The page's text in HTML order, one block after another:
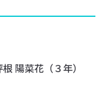
陽菜花（３年）